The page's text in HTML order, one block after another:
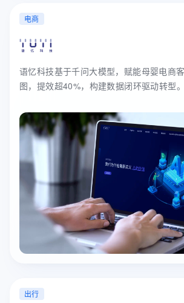
电商
语忆科技基于千问大模型，赋能母婴电商
图，提效超40%，构建数据闭环驱动转型。
出行